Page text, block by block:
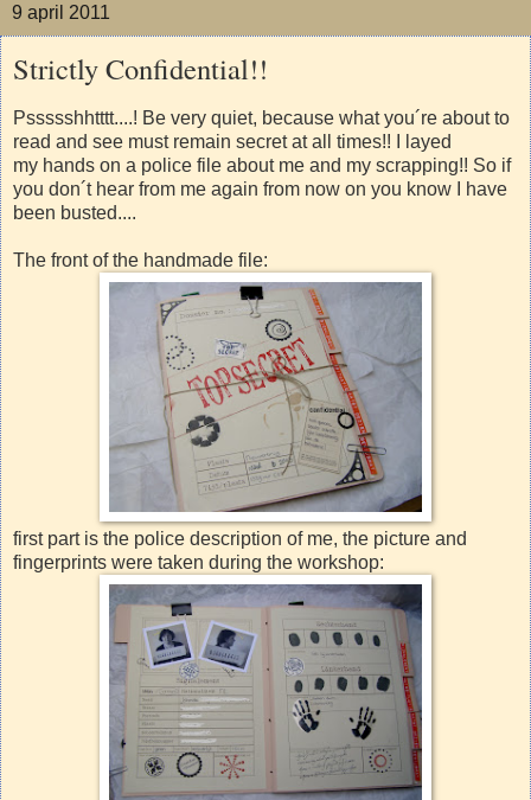
9 april 2011
Strictly Confidential!!
Pssssshhtttt....! Be very quiet, because what you´re about to
read and see must remain secret at all times!! I layed
my hands on a police file about me and my scrapping!! So if
you don´t hear from me again from now on you know I have
been busted....
The front of the handmade file:
first part is the police description of me, the picture and
fingerprints were taken during the workshop: